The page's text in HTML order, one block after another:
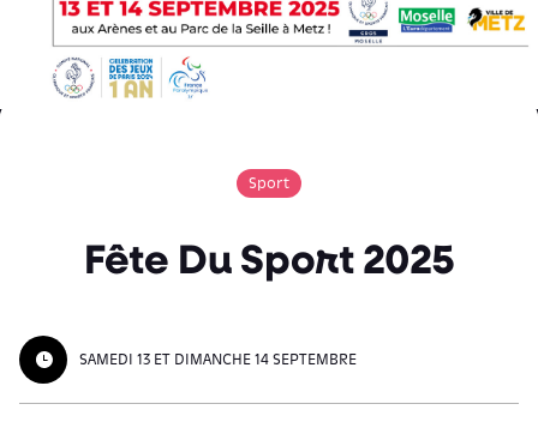
Sport
Fête Du Sport 2025
SAMEDI 13 ET DIMANCHE 14 SEPTEMBRE